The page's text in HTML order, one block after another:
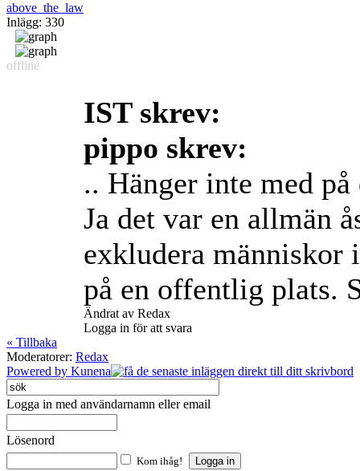
above_the_law
Inlägg: 330
offline
IST skrev:
pippo skrev:
.. Hänger inte med
Ja det var en allmän
exkludera människor
på en offentlig plats.
Ändrat av Redax
Logga in för att svara
« Tillbaka
Moderatorer: Redax
Powered by Kunena
Logga in med användarnamn eller email
Lösenord
Kom ihåg!